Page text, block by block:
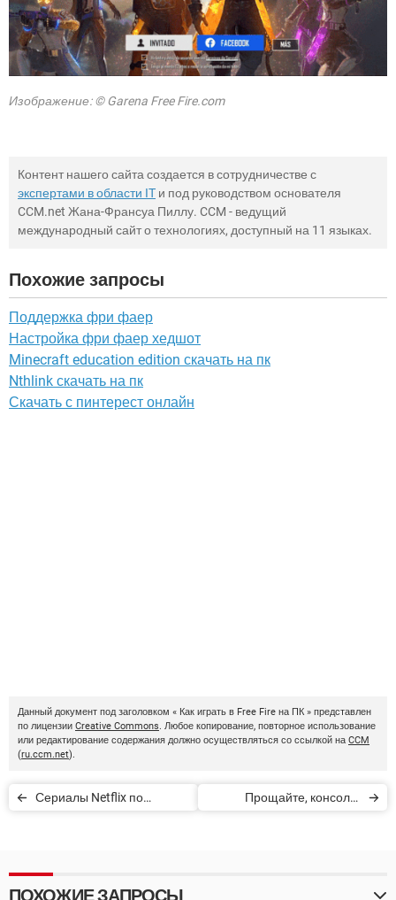
Изображение: © Garena Free Fire.com
Контент нашего сайта создается в сотрудничестве с
экспертами в области IT и под руководством основателя
CCM.net Жана-Франсуа Пиллу. CCM - ведущий
международный сайт о технологиях, доступный на 11 языках.
Похожие запросы
Поддержка фри фаер
Настройка фри фаер хедшот
Minecraft education edition скачать на пк
Nthlink скачать на пк
Скачать с пинтерест онлайн
Данный документ под заголовком « Как играть в Free Fire на ПК » представлен
по лицензии Creative Commons. Любое копирование, повторное использование
или редактирование содержания должно осуществляться со ссылкой на CCM
(ru.ccm.net).
Сериалы Netflix по
Прощайте, консоли!